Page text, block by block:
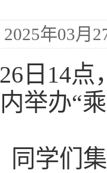
年03月
日14
举办“
同学们